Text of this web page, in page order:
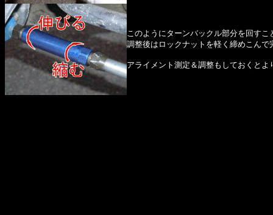
このようにターンバックル部分を回す
調整後はロックナットを軽く締めこんで
アライメント測定＆調整もしておくとよ